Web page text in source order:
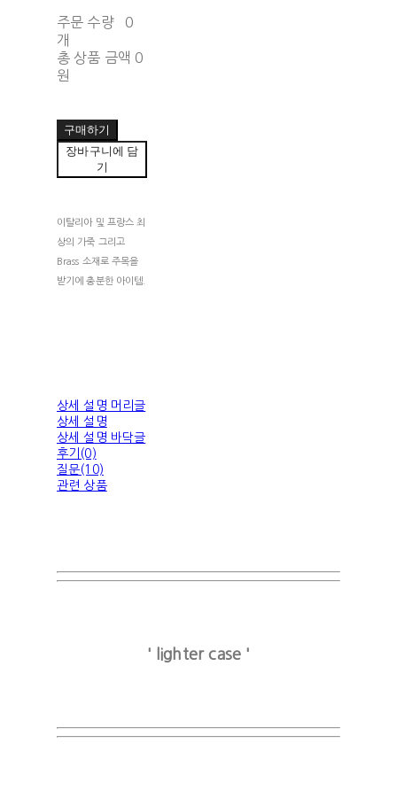
주문 수량
0
개
총 상품 금액 0
원
구매하기
장바구니에 담
기
이탈리아 및 프랑스 최
상의 가죽 그리고
Brass 소재로 주목을
받기에 충분한 아이템.
상세 설명 머리글
상세 설명
상세 설명 바닥글
후기(0)
질문(10)
관련 상품
' lighter case '